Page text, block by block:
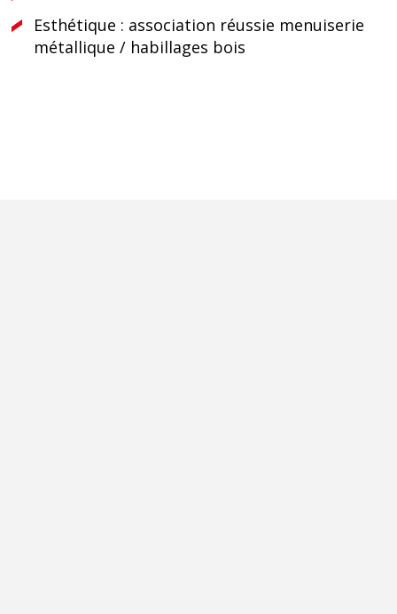
Esthétique : association réussie menuiserie
métallique / habillages bois